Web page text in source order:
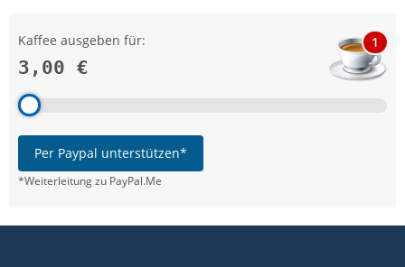
Kaffee ausgeben für:
3,00 €
1
Per Paypal unterstützen*
*Weiterleitung zu PayPal.Me